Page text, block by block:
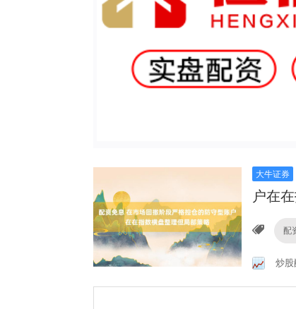
大牛证券
户在
配
炒股